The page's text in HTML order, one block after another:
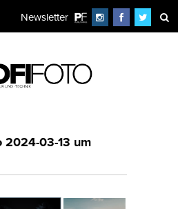
Newsletter
03-13 um